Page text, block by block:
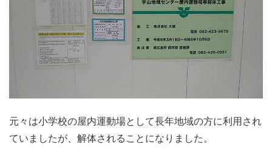
元々は小学校の屋内運動場として長年地域の方に利用され
ていましたが、解体されることになりました。